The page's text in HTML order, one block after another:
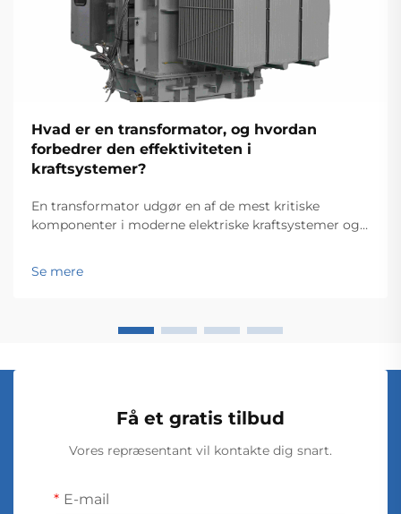
Hvad er en transformator, og hvordan
forbedrer den effektiviteten i
kraftsystemer?
En transformator udgør en af de mest kritiske
komponenter i moderne elektriske kraftsystemer og
elektromagnetiske enheder muliggør problemfri
Se mere
Få et gratis tilbud
Vores repræsentant vil kontakte dig snart.
E-mail